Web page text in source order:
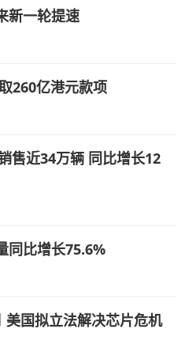
新一轮提速
260亿港元款项
售近34万辆 同比增长12
同比增长75.6%
国拟立法解决芯片危机